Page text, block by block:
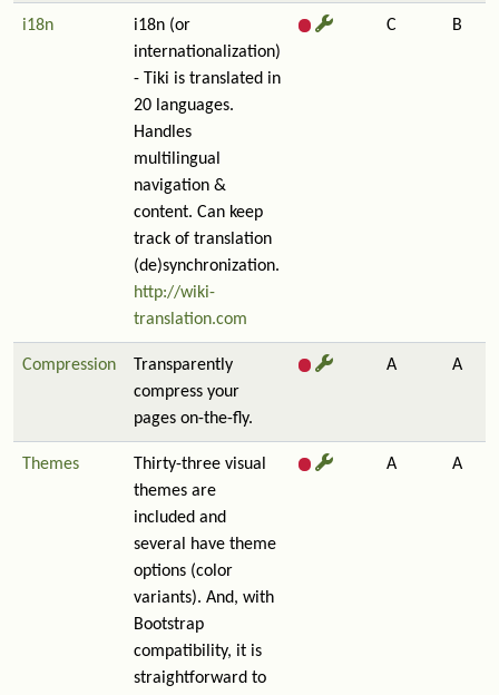
i18n
i18n (or
internationalization)
- Tiki is translated in
20 languages.
Handles
multilingual
navigation &
content. Can keep
track of translation
(de)synchronization.
http://wiki-
translation.com
C B
Compression
Transparently
compress your
pages on-the-fly.
A A
Themes
Thirty-three visual
themes are
included and
several have theme
options (color
variants). And, with
Bootstrap
compatibility, it is
straightforward to
A A